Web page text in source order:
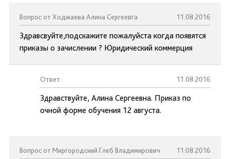
Вопрос от Ходжаева Алина Сергеевга 11.08.2016
Здравсвуйте,подскажите пожалуйста когда появятся
приказы о зачислении ? Юридический коммерция
Ответ: 11.08.2016
Здравствуйте, Алина Сергеевна. Приказ по
очной форме обучения 12 августа.
Вопрос от Миргородский Глеб Владимирович 11.08.2016